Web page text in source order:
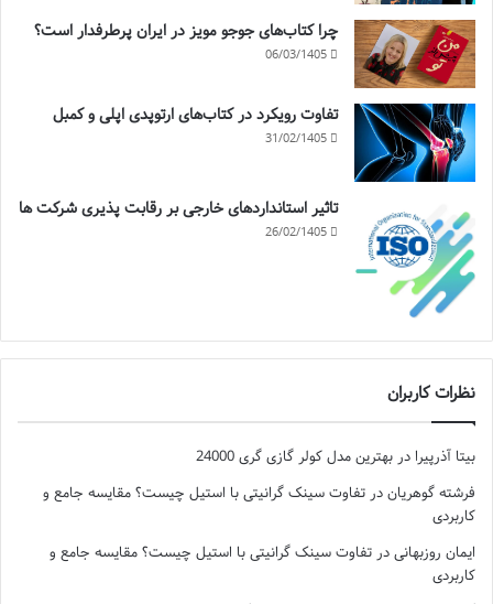
چرا کتاب‌های جوجو مویز در ایران پرطرفدار است؟
06/03/1405
تفاوت رویکرد در کتاب‌های ارتوپدی اپلی و کمبل
31/02/1405
تاثیر استانداردهای خارجی بر رقابت پذیری شرکت ها
26/02/1405
نظرات کاربران
بیتا آذرپیرا در بهترین مدل کولر گازی گری 24000
فرشته گوهریان در تفاوت سینک گرانیتی با استیل چیست؟ مقایسه جامع و
کاربردی
ایمان روزبهانی در تفاوت سینک گرانیتی با استیل چیست؟ مقایسه جامع و
کاربردی